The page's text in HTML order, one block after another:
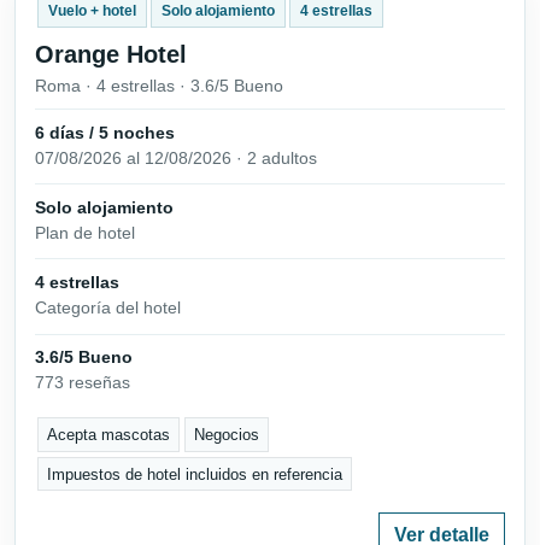
Vuelo + hotel Solo alojamiento 4 estrellas
Orange Hotel
Roma · 4 estrellas · 3.6/5 Bueno
6 días / 5 noches
07/08/2026 al 12/08/2026 · 2 adultos
Solo alojamiento
Plan de hotel
4 estrellas
Categoría del hotel
3.6/5 Bueno
773 reseñas
Acepta mascotas Negocios
Impuestos de hotel incluidos en referencia
Ver detalle